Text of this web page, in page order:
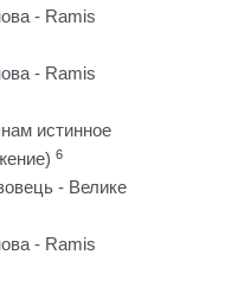
- Ramis
- Ramis
истинное
6
- Велике
- Ramis